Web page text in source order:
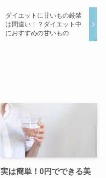
ダイエットに甘いもの厳禁
は間違い！？ダイエット中
におすすめの甘いもの
実は簡単！0円でできる美